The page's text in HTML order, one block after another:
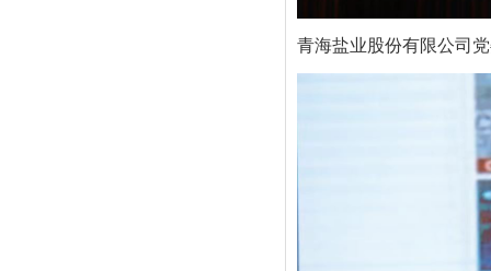
青海盐业股份有限公司